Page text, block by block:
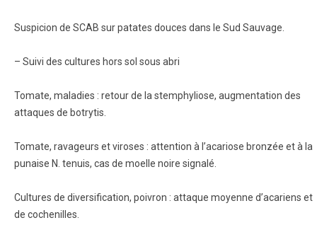
Suspicion de SCAB sur patates douces dans le Sud Sauvage.
– Suivi des cultures hors sol sous abri
Tomate, maladies : retour de la stemphyliose, augmentation des
attaques de botrytis.
Tomate, ravageurs et viroses : attention à l’acariose bronzée et à la
punaise N. tenuis, cas de moelle noire signalé.
Cultures de diversification, poivron : attaque moyenne d’acariens et
de cochenilles.